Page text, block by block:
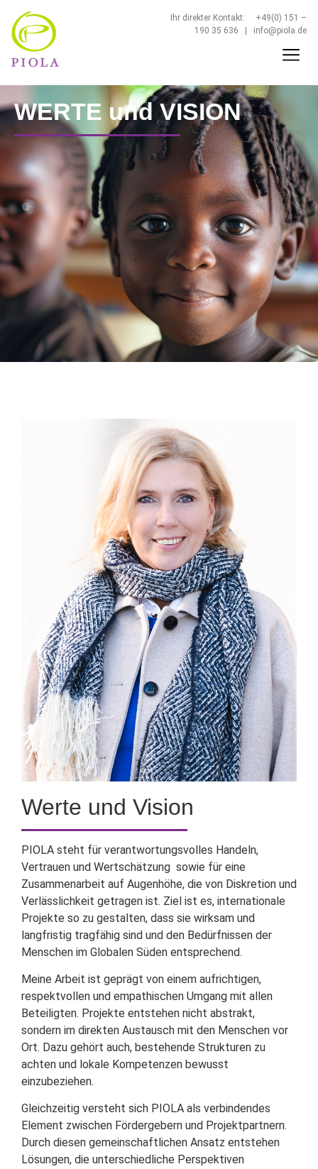
Ihr direkter Kontakt: +49(0) 151 –
190 35 636 | info@piola.de
WERTE und VISION
Werte und Vision
PIOLA steht für verantwortungsvolles Handeln,
Vertrauen und Wertschätzung sowie für eine
Zusammenarbeit auf Augenhöhe, die von Diskretion und
Verlässlichkeit getragen ist. Ziel ist es, internationale
Projekte so zu gestalten, dass sie wirksam und
langfristig tragfähig sind und den Bedürfnissen der
Menschen im Globalen Süden entsprechend.
Meine Arbeit ist geprägt von einem aufrichtigen,
respektvollen und empathischen Umgang mit allen
Beteiligten. Projekte entstehen nicht abstrakt,
sondern im direkten Austausch mit den Menschen vor
Ort. Dazu gehört auch, bestehende Strukturen zu
achten und lokale Kompetenzen bewusst
einzubeziehen.
Gleichzeitig versteht sich PIOLA als verbindendes
Element zwischen Fördergebern und Projektpartnern.
Durch diesen gemeinschaftlichen Ansatz entstehen
Lösungen, die unterschiedliche Perspektiven